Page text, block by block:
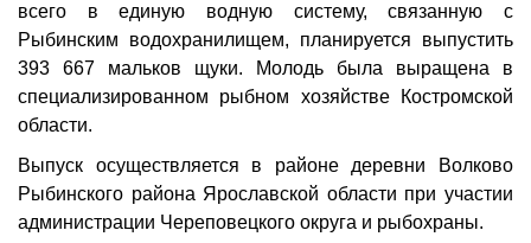
всего в единую водную систему, связанную с
Рыбинским водохранилищем, планируется выпустить
393 667 мальков щуки. Молодь была выращена в
специализированном рыбном хозяйстве Костромской
области.
Выпуск осуществляется в районе деревни Волково
Рыбинского района Ярославской области при участии
администрации Череповецкого округа и рыбохраны.